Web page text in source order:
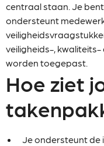
centraal staan. Je
ondersteunt
veiligheids-, kwaliteits-
worden toegepast.
Hoe ziet
Je ondersteunt de